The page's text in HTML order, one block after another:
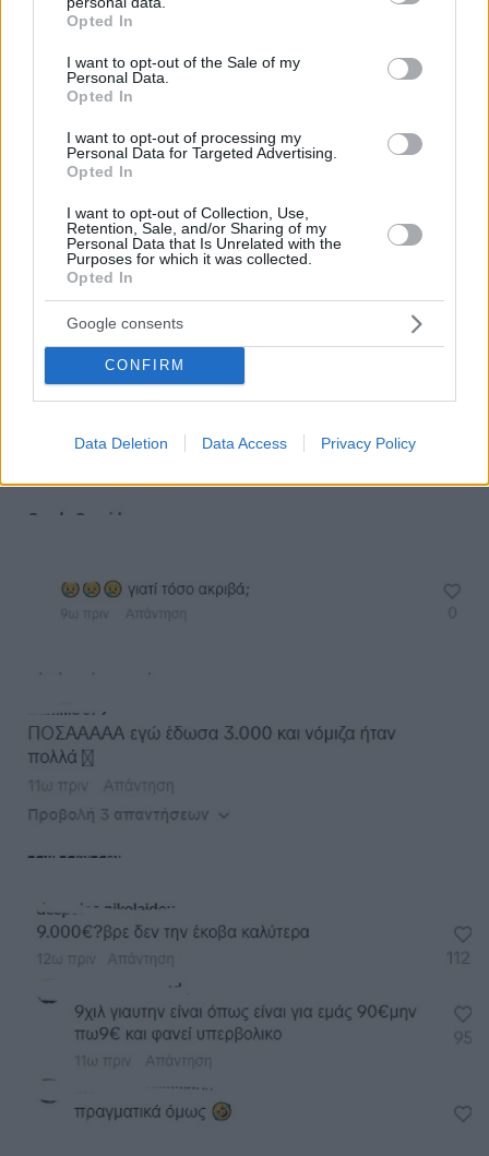
grant or deny consent to Google and its third-party tags to
use your data for below specified purposes in below Google
consent section.
Opted In
I want to opt-out of the Sale of my
Personal Data.
Opted In
I want to opt-out of processing my
Personal Data for Targeted Advertising.
Opted In
I want to opt-out of Collection, Use,
Retention, Sale, and/or Sharing of my
Personal Data that Is Unrelated with the
Purposes for which it was collected.
Opted In
Google consents
CONFIRM
Data Deletion Data Access Privacy Policy